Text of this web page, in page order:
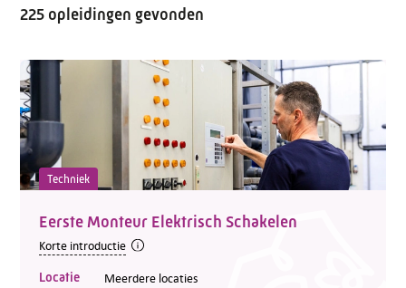
225 opleidingen gevonden
Techniek
Eerste Monteur Elektrisch Schakelen
Korte introductie
Locatie Meerdere locaties